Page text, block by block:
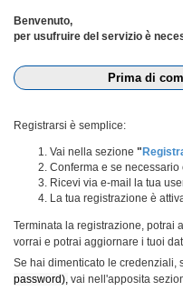
Benvenuto,
per usufruire del servizio è
Prima di
Registrarsi è semplice:
Vai nella sezione "
Conferma e se
Ricevi via e-mail la tua
La tua registrazione è
Terminata la registrazione, potrai
vorrai e potrai aggiornare i tuoi
Se hai dimenticato le credenziali,
password), vai nell'apposita